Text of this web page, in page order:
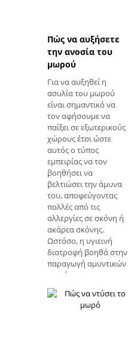
ασθένεια που μειώνει
την ανοσία όπως ο
HIV, ο λύκος και η
πνευμονία ή
αντιμετωπίζεται ως
χημειοθεραπεία ή
ακτινοθεραπεία, το
εμβόλιο πρέπ
Πώς να αυξήσετε
την ανοσία του
μωρού
Για να αυξηθεί η
ασυλία του μωρού
είναι σημαντικό να
τον αφήσουμε να
παίξει σε εξωτερικούς
χώρους έτσι ώστε
αυτός ο τύπος
εμπειρίας να τον
βοηθήσει να
βελτιώσει την άμυνα
του, αποφεύγοντας
πολλές από τις
αλλεργίες σε σκόνη ή
ακάρεα σκόνης.
Ωστόσο, η υγιεινή
διατροφή βοηθά στην
παραγωγή αμυντικών
κυττάρων
ενισχύοντας την
ασυλία του παιδιού.
Το ανοσοποιητικό